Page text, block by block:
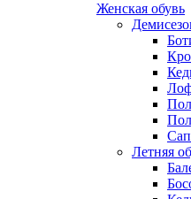
Женская обувь
Летняя